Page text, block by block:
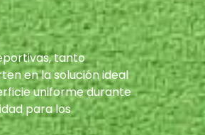
tanto
en la solución ideal
uniforme durante
para los